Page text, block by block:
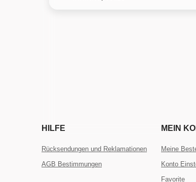
HILFE
Rücksendungen und Reklamationen
AGB Bestimmungen
MEIN
Meine
Konto
Favorite